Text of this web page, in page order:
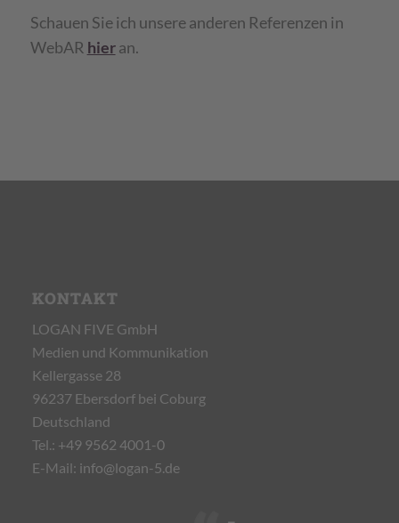
Schauen Sie ich unsere anderen Referenzen in
WebAR hieran.
KONTAKT
LOGAN FIVE GmbH
Medien und Kommunikation
Kellergasse 28
96237 Ebersdorf bei Coburg
Deutschland
Tel.: +49 9562 4001-0
E-Mail: info@logan-5.de